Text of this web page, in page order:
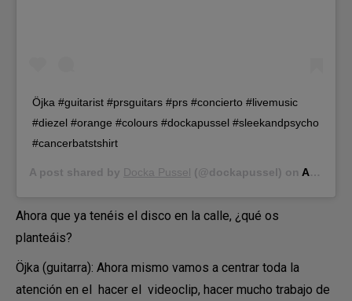
Öjka #guitarist #prsguitars #prs #concierto #livemusic
#diezel #orange #colours #dockapussel #sleekandpsycho
#cancerbatstshirt
A post shared by Docka Pussel (@dockapussel) on Aug 22, 2015 at 12:32am PDT
Ahora que ya tenéis el disco en la calle, ¿qué os
planteáis?
Öjka (guitarra): Ahora mismo vamos a centrar toda la
atención en el hacer el videoclip, hacer mucho trabajo de